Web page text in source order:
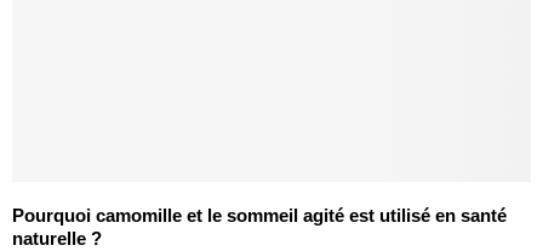
Pourquoi camomille et le sommeil agité est utilisé en santé
naturelle ?